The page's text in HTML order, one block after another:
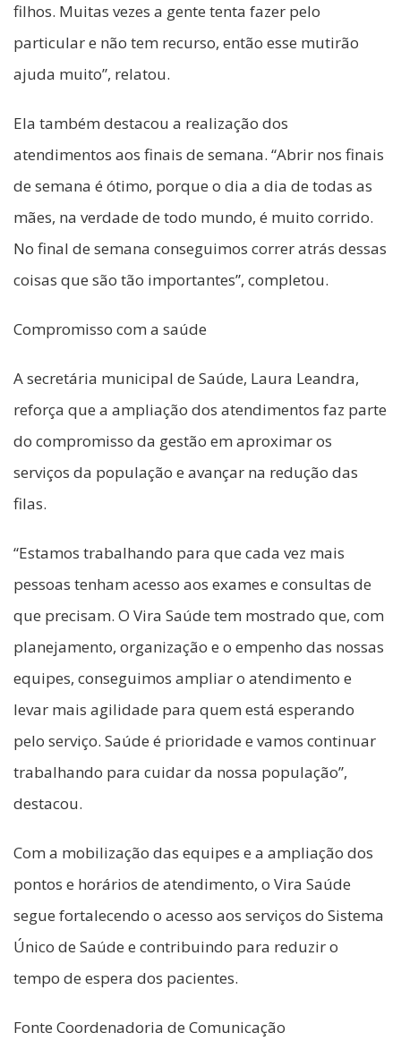
filhos. Muitas vezes a gente tenta fazer pelo
particular e não tem recurso, então esse mutirão
ajuda muito”, relatou.
Ela também destacou a realização dos
atendimentos aos finais de semana. “Abrir nos finais
de semana é ótimo, porque o dia a dia de todas as
mães, na verdade de todo mundo, é muito corrido.
No final de semana conseguimos correr atrás dessas
coisas que são tão importantes”, completou.
Compromisso com a saúde
A secretária municipal de Saúde, Laura Leandra,
reforça que a ampliação dos atendimentos faz parte
do compromisso da gestão em aproximar os
serviços da população e avançar na redução das
filas.
“Estamos trabalhando para que cada vez mais
pessoas tenham acesso aos exames e consultas de
que precisam. O Vira Saúde tem mostrado que, com
planejamento, organização e o empenho das nossas
equipes, conseguimos ampliar o atendimento e
levar mais agilidade para quem está esperando
pelo serviço. Saúde é prioridade e vamos continuar
trabalhando para cuidar da nossa população”,
destacou.
Com a mobilização das equipes e a ampliação dos
pontos e horários de atendimento, o Vira Saúde
segue fortalecendo o acesso aos serviços do Sistema
Único de Saúde e contribuindo para reduzir o
tempo de espera dos pacientes.
Fonte Coordenadoria de Comunicação